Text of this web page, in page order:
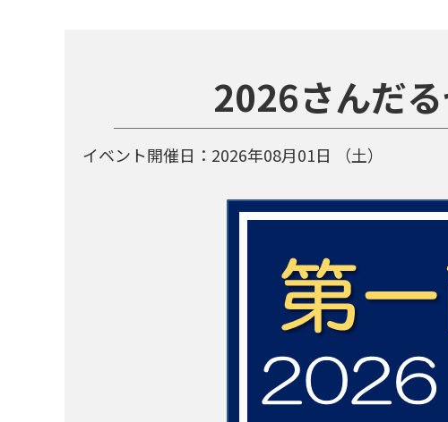
2026さんだ
イベント開催日： 2026年08月01日 （土）